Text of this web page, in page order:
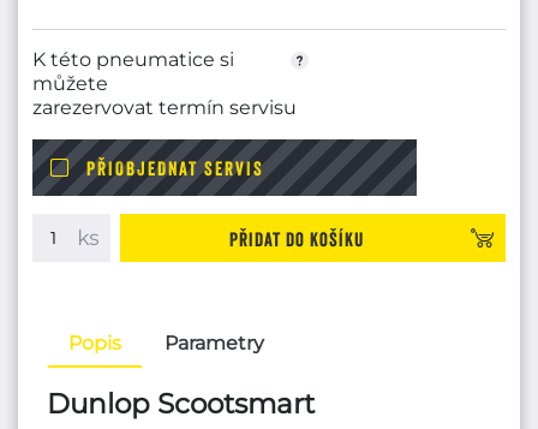
K této pneumatice si
můžete
zarezervovat termín servisu
PŘIOBJEDNAT SERVIS
Přidat do košíku
Popis Parametry
Dunlop Scootsmart